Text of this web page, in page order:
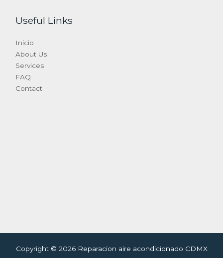
Useful Links
Inicio
About Us
Services
FAQ
Contact
Copyright © 2026 Reparacion aire acondicionado CDMX